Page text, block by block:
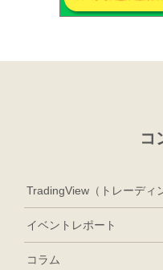
コ
TradingView（トレーディ
イベントレポート
コラム